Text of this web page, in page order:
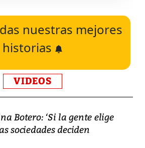
nuestras mejores
historias
VIDEOS
Botero: ‘Si la gente elige
sociedades deciden